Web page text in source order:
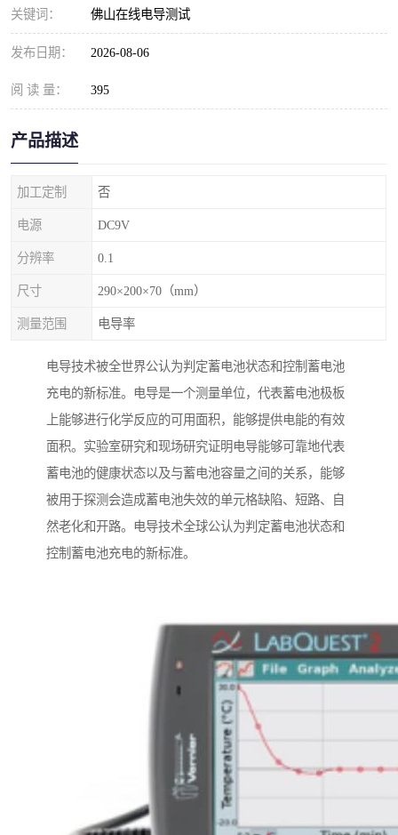
关键词： 佛山在线电导测试
发布日期： 2026-08-06
阅 读 量： 395
产品描述
加工定制 否
电源 DC9V
分辨率 0.1
尺寸 290×200×70（mm）
测量范围 电导率
电导技术被全世界公认为判定蓄电池状态和控制蓄电池
充电的新标准。电导是一个测量单位，代表蓄电池极板
上能够进行化学反应的可用面积，能够提供电能的有效
面积。实验室研究和现场研究证明电导能够可靠地代表
蓄电池的健康状态以及与蓄电池容量之间的关系，能够
被用于探测会造成蓄电池失效的单元格缺陷、短路、自
然老化和开路。电导技术全球公认为判定蓄电池状态和
控制蓄电池充电的新标准。